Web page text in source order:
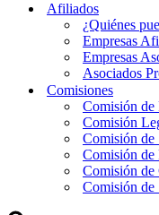
Afiliados
¿Quiénes
Empresas
Empresas
Asociados
Comisiones
Comisión de
Comisión
Comisión de
Comisión de
Comisión
Comisión de